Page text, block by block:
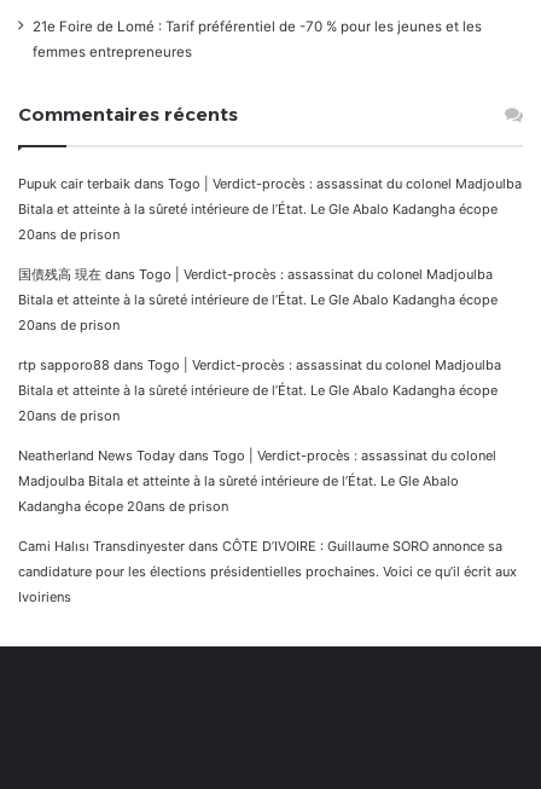
21e Foire de Lomé : Tarif préférentiel de -70 % pour les jeunes et les
femmes entrepreneures
Commentaires récents
Pupuk cair terbaik dans Togo | Verdict-procès : assassinat du colonel Madjoulba
Bitala et atteinte à la sûreté intérieure de l’État. Le Gle Abalo Kadangha écope
20ans de prison
国債残高 現在 dans Togo | Verdict-procès : assassinat du colonel Madjoulba
Bitala et atteinte à la sûreté intérieure de l’État. Le Gle Abalo Kadangha écope
20ans de prison
rtp sapporo88 dans Togo | Verdict-procès : assassinat du colonel Madjoulba
Bitala et atteinte à la sûreté intérieure de l’État. Le Gle Abalo Kadangha écope
20ans de prison
Neatherland News Today dans Togo | Verdict-procès : assassinat du colonel
Madjoulba Bitala et atteinte à la sûreté intérieure de l’État. Le Gle Abalo
Kadangha écope 20ans de prison
Cami Halısı Transdinyester dans CÔTE D’IVOIRE : Guillaume SORO annonce sa
candidature pour les élections présidentielles prochaines. Voici ce qu’il écrit aux
Ivoiriens